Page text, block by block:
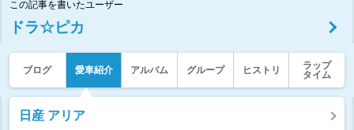
この記事を書いたユーザー
ドラ☆ピカ
ブログ 愛車紹介 アルバム グループ ヒストリ
ラップ
タイム
日産 アリア